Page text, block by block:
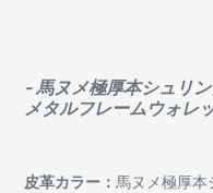
- 馬ヌメ極厚本シュリ
メタルフレームウォレ
皮革カラー： 馬ヌメ極厚本